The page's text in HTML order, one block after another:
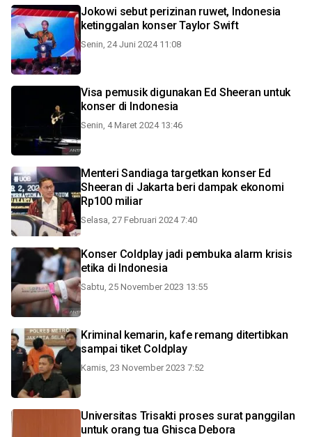
Jokowi sebut perizinan ruwet, Indonesia
ketinggalan konser Taylor Swift
Senin, 24 Juni 2024 11:08
Visa pemusik digunakan Ed Sheeran untuk
konser di Indonesia
Senin, 4 Maret 2024 13:46
Menteri Sandiaga targetkan konser Ed
Sheeran di Jakarta beri dampak ekonomi
Rp100 miliar
Selasa, 27 Februari 2024 7:40
Konser Coldplay jadi pembuka alarm krisis
etika di Indonesia
Sabtu, 25 November 2023 13:55
Kriminal kemarin, kafe remang ditertibkan
sampai tiket Coldplay
Kamis, 23 November 2023 7:52
Universitas Trisakti proses surat panggilan
untuk orang tua Ghisca Debora